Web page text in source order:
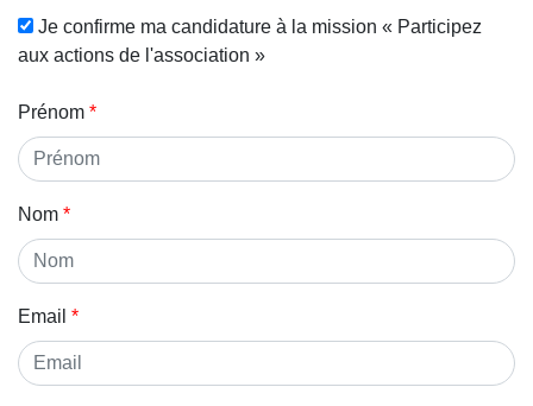
Je confirme ma candidature à la mission « Participez
aux actions de l'association »
Prénom
Nom
Email